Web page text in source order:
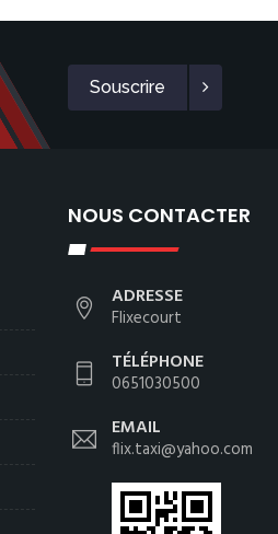
Souscrire
NOUS CONTACTER
ADRESSE
Flixecourt
TÉLÉPHONE
0651030500
EMAIL
flix.taxi@yahoo.com